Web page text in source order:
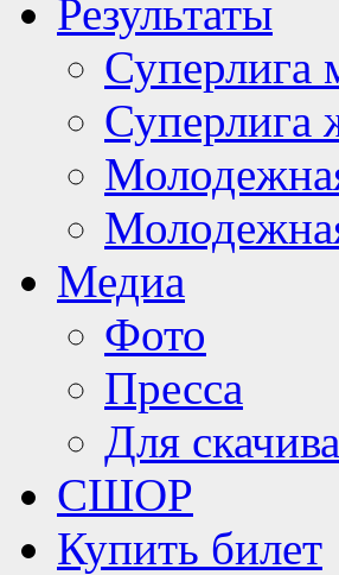
Результаты
Медиа
Фото
Пресса
Для
СШОР
Купить билет